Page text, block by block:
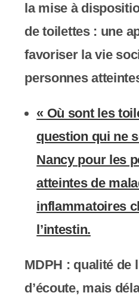
la mise à
detoilettes : une
favoriser la vie
personnes
« Où sont les
question qui ne
Nancy pour les
atteintes de
inflammatoires
l’intestin.
MDPH : qualité de
d’écoute, mais